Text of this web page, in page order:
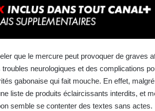
que le mercure peut provoquer de graves
neurologiques et des complications
gabonaise qui fait mouche. En effet,
liste de produits éclaircissants interdits, et
semble se contenter des textes sans actes.